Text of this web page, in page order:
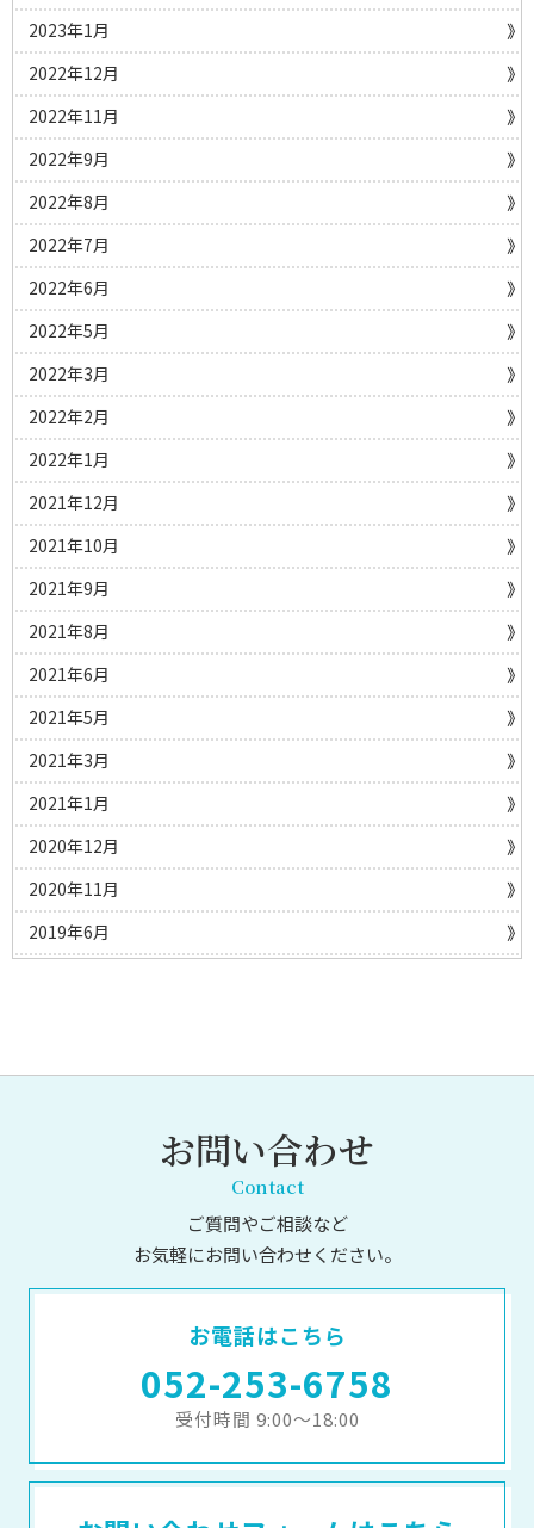
2023年1月
2022年12月
2022年11月
2022年9月
2022年8月
2022年7月
2022年6月
2022年5月
2022年3月
2022年2月
2022年1月
2021年12月
2021年10月
2021年9月
2021年8月
2021年6月
2021年5月
2021年3月
2021年1月
2020年12月
2020年11月
2019年6月
お問い合わせ
Contact
ご質問やご相談など
お気軽にお問い合わせください。
お電話はこちら
052-253-6758
受付時間 9:00～18:00